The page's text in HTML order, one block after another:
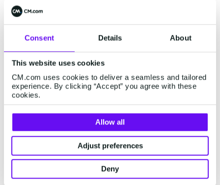
Consent Details About
This website uses cookies
CM.com uses cookies to deliver a seamless and tailored
experience. By clicking “Accept” you agree with these
cookies.
Allow all
Adjust preferences
Deny
Facebook Messenger
Durch die Verwendung einer der am
besten abgerundeten Apps können Sie
Ihre Reichweite erweitern und gleichzeitig
das Engagement steigern.
mehr erfahren